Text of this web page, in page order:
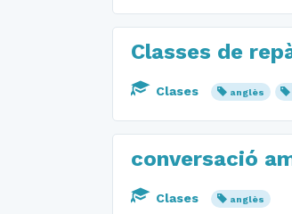
Classes de
Clases anglès
conversació
Clases anglès